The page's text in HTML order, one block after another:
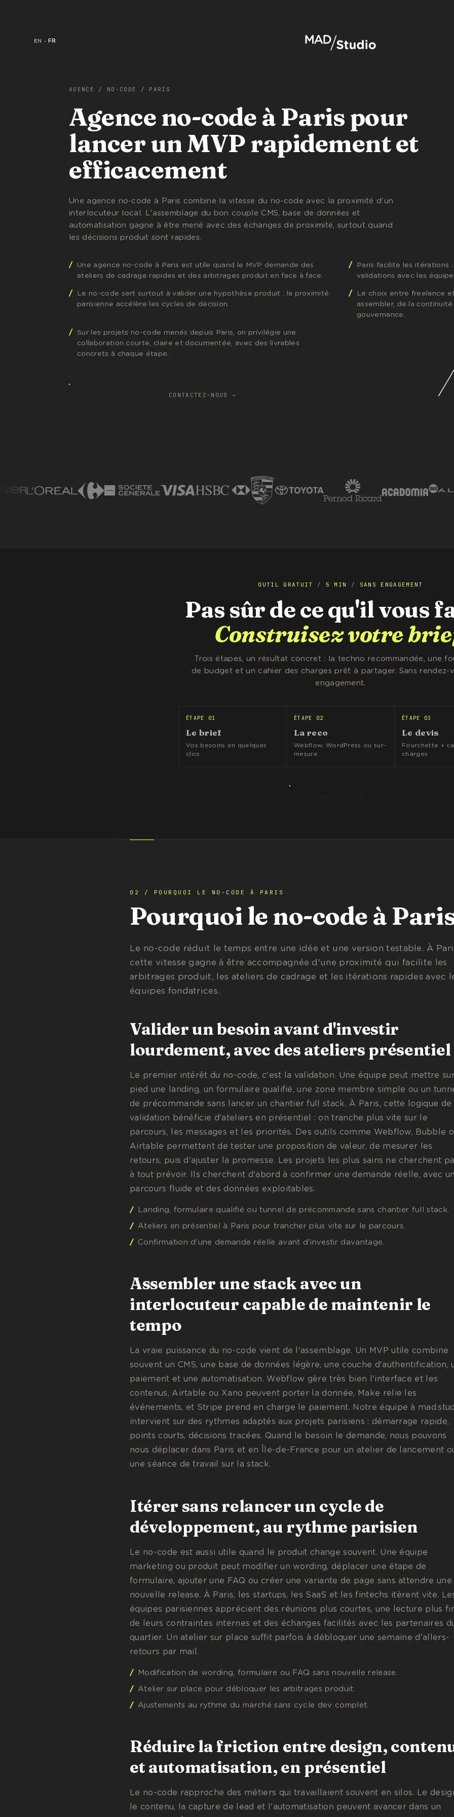
EN - FR
AGENCE / NO-CODE / PARIS
Agence no-code à Paris pour
lancer un MVP rapidement et
efficacement
Une agence no-code à Paris combine la vitesse du no-code avec la proximité d'un
interlocuteur local. L'assemblage du bon couple CMS, base de données et
automatisation gagne à être mené avec des échanges de proximité, surtout quand
les décisions produit sont rapides.
Une agence no-code à Paris est utile quand le MVP demande des
ateliers de cadrage rapides et des arbitrages produit en face à face.
Paris facilite les itérations
validations avec les
Le no-code sert surtout à valider une hypothèse produit ; la proximité
parisienne accélère les cycles de décision.
Le choix entre freelance
assembler, de la
gouvernance.
Sur les projets no-code menés depuis Paris, on privilégie une
collaboration courte, claire et documentée, avec des livrables
concrets à chaque étape.
CONTACTEZ-NOUS →
OUTIL GRATUIT / 5 MIN / SANS ENGAGEMENT
Pas sûr de ce qu'il vous
Construisez votre
Trois étapes, un résultat concret : la techno recommandée, une
de budget et un cahier des charges prêt à partager. Sans rendez-
engagement.
ÉTAPE 01
Le brief
Vos besoins en quelques
clics
ÉTAPE 02
La reco
Webflow, WordPress ou sur-
mesure
ÉTAPE 03
Le devis
Fourchette +
charges
02 / POURQUOI LE NO-CODE À PARIS
Pourquoi le no-code à
Le no-code réduit le temps entre une idée et une version testable. À
cette vitesse gagne à être accompagnée d'une proximité qui facilite les
arbitrages produit, les ateliers de cadrage et les itérations rapides avec
équipes fondatrices.
Valider un besoin avant d'investir
lourdement, avec des ateliers présentiel
Le premier intérêt du no-code, c'est la validation. Une équipe peut mettre
pied une landing, un formulaire qualifié, une zone membre simple ou un
de précommande sans lancer un chantier full stack. À Paris, cette logique de
validation bénéficie d'ateliers en présentiel : on tranche plus vite sur le
parcours, les messages et les priorités. Des outils comme Webflow, Bubble
Airtable permettent de tester une proposition de valeur, de mesurer les
retours, puis d'ajuster la promesse. Les projets les plus sains ne cherchent
à tout prévoir. Ils cherchent d'abord à confirmer une demande réelle, avec
parcours fluide et des données exploitables.
Landing, formulaire qualifié ou tunnel de précommande sans chantier full stack.
Ateliers en présentiel à Paris pour trancher plus vite sur le parcours.
Confirmation d'une demande réelle avant d'investir davantage.
Assembler une stack avec un
interlocuteur capable de maintenir le
tempo
La vraie puissance du no-code vient de l'assemblage. Un MVP utile combine
souvent un CMS, une base de données légère, une couche d'authentification,
paiement et une automatisation. Webflow gère très bien l'interface et les
contenus, Airtable ou Xano peuvent porter la donnée, Make relie les
événements, et Stripe prend en charge le paiement. Notre équipe à
intervient sur des rythmes adaptés aux projets parisiens : démarrage rapide,
points courts, décisions tracées. Quand le besoin le demande, nous pouvons
nous déplacer dans Paris et en Île-de-France pour un atelier de lancement
une séance de travail sur la stack.
Itérer sans relancer un cycle de
développement, au rythme parisien
Le no-code est aussi utile quand le produit change souvent. Une équipe
marketing ou produit peut modifier un wording, déplacer une étape de
formulaire, ajouter une FAQ ou créer une variante de page sans attendre une
nouvelle release. À Paris, les startups, les SaaS et les fintechs itèrent vite.
équipes parisiennes apprécient des réunions plus courtes, une lecture plus
de leurs contraintes internes et des échanges facilités avec les partenaires
quartier. Un atelier sur place suffit parfois à débloquer une semaine d'allers-
retours par mail.
Modification de wording, formulaire ou FAQ sans nouvelle release.
Atelier sur place pour débloquer les arbitrages produit.
Ajustements au rythme du marché sans cycle dev complet.
Réduire la friction entre design,
et automatisation, en présentiel
Le no-code rapproche des métiers qui travaillaient souvent en silos. Le
le contenu, la capture de lead et l'automatisation peuvent avancer dans un